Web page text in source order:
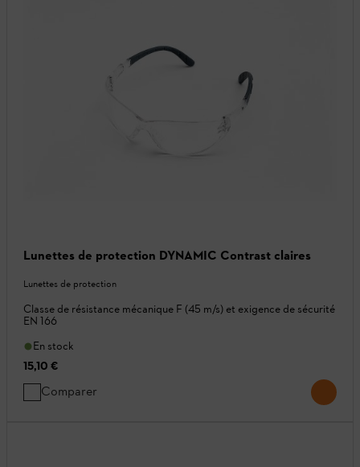
Lunettes de protection DYNAMIC Contrast claires
Lunettes de protection
Classe de résistance mécanique F (45 m/s) et exigence de sécurité
EN 166
En stock
15,10 €
Comparer